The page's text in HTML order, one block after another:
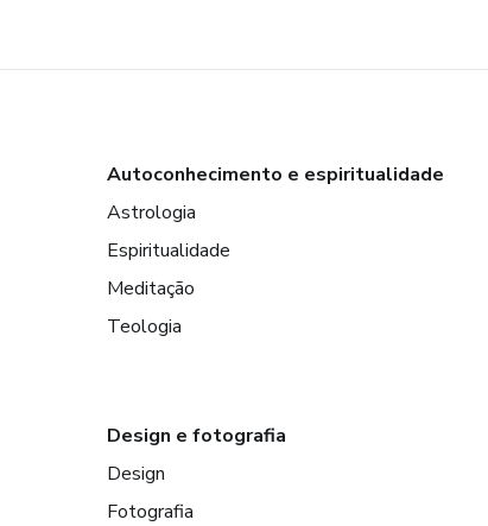
Autoconhecimento e espiritualidade
Astrologia
Espiritualidade
Meditação
Teologia
Design e fotografia
Design
Fotografia